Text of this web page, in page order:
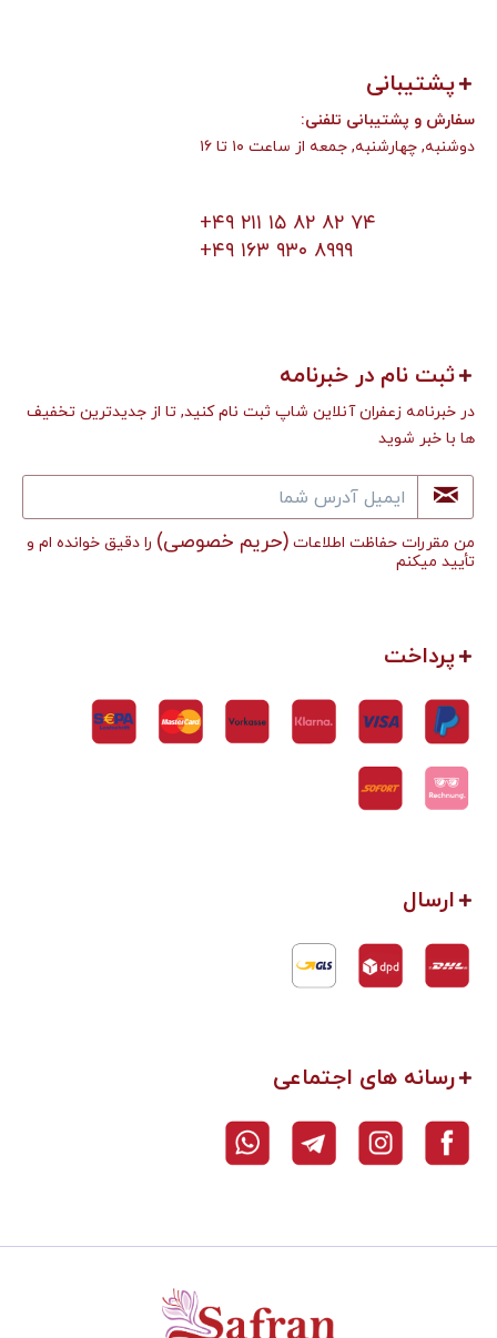
پشتیبانی
:سفارش و پشتیبانی تلفنی
دوشنبه, چهارشنبه, جمعه از ساعت ۱۰ تا ۱۶
+۴۹ ۲۱۱ ۱۵ ۸۲ ۸۲ ۷۴
+۴۹ ۱۶۳ ۹۳۰ ۸۹۹۹
ثبت نام در خبرنامه
در خبرنامه زعفران آنلاین شاپ ثبت نام کنید, تا از جدیدترین تخفیف
ها با خبر شوید
من مقررات حفاظت اطلاعات (حریم خصوصی) را دقیق خوانده ام و
تأييد میکنم
پرداخت
ارسال
رسانه های اجتماعی